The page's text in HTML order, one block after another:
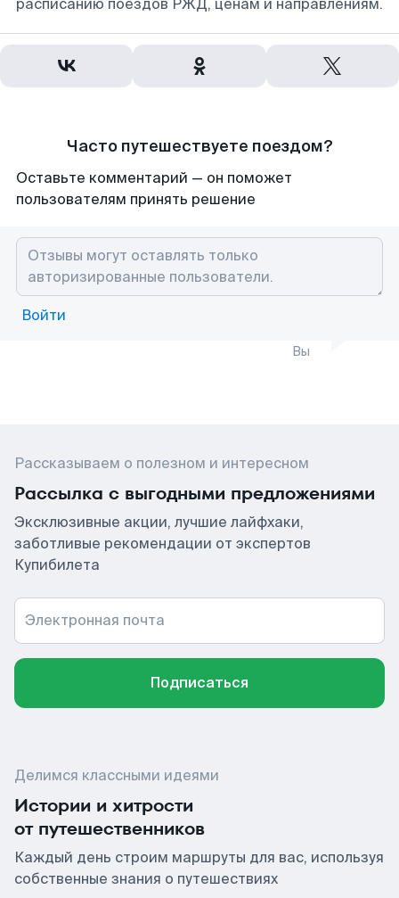
расписанию поездов РЖД, ценам и направлениям.
Часто путешествуете поездом?
Оставьте комментарий — он поможет
пользователям принять решение
Войти
Вы
Рассказываем о полезном и интересном
Рассылка с выгодными предложениями
Эксклюзивные акции, лучшие лайфхаки,
заботливые рекомендации от экспертов
Купибилета
Электронная почта
Подписаться
Делимся классными идеями
Истории и хитрости
от путешественников
Каждый день строим маршруты для вас, используя
собственные знания о путешествиях